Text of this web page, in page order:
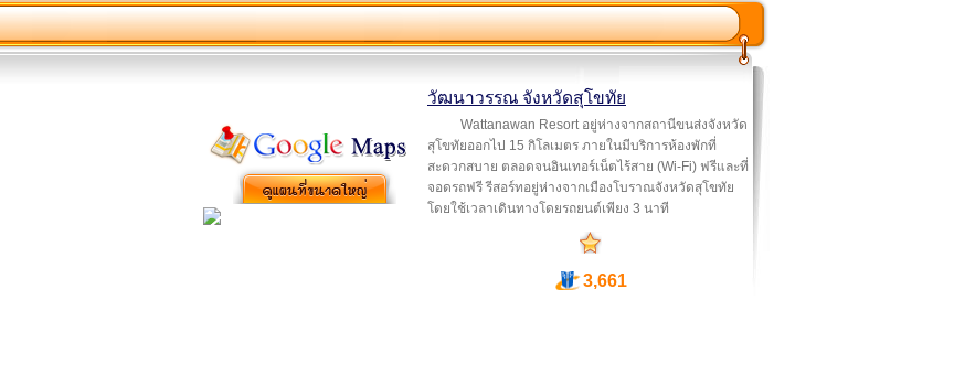
วัฒนาวรรณ จังหวัดสุโขทัย
Wattanawan Resort อยู่ห่างจากสถานีขนส่งจังหวัด
สุโขทัยออกไป 15 กิโลเมตร ภายในมีบริการห้องพักที่
สะดวกสบาย ตลอดจนอินเทอร์เน็ตไร้สาย (Wi-Fi) ฟรีและที่
จอดรถฟรี รีสอร์ทอยู่ห่างจากเมืองโบราณจังหวัดสุโขทัย
โดยใช้เวลาเดินทางโดยรถยนต์เพียง 3 นาที
3,661